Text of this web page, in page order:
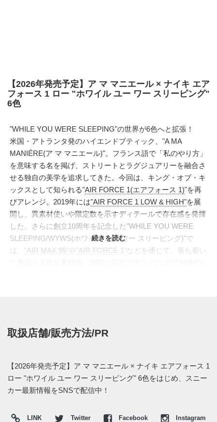
【2026年発売予定】ア マ マニエール × ナイキ エア
フォース 1 ロー "ホワイル ユー ワー スリーピング"
6色
"WHILE YOU WERE SLEEPING"の世界が6色へと拡張！
米国・アトランタ発のハイエンドブティック、"A MA
MANIÉRE(ア マ マニエール)"。フランス語で「私のやり方」
を意味する名を掲げ、ストリートとラグジュアリーを融合さ
せる独自の美学を追求してきた。今回は、キング・オブ・キ
ックスとして知られる"AIR FORCE 1(エアフォース 1)"を再
びアレンジ。2019年には"AIR FORCE 1 LOW & HIGH"を展
開し、異素材使いや限定数を示すディテールで存在感を発揮
した。さらに創立10周年を記念した"WHILE YOU WERE
SLEEPING/WYWS(ホワイル ユー ワー スリーピング)"で
は、 "AIR MAX 95"や"AIR FORCE 1"などを通じて、落ち着い
鮮やかなカラーまで展開し、ブランドの世界観をより開放的
イドのスウッシュはシルバーとグレーのダブルレイヤー仕様
に。前足部のベンチレーションホールは"A"ロゴをかたど
り、シュータンには上質なレザーラベルを採用。そこ
ールには"A"ロゴ、ミッドソール外側には"A MA MANIÉRE"の
続きを読む
取扱店舗/販売方法/PR
【2026年発売予定】ア マ マニエール × ナイキ エアフォース 1
ロー "ホワイル ユー ワー スリーピング" 6色をはじめ、スニー
カー最新情報をSNSで配信中！
LINK Twitter Facebook Instagram